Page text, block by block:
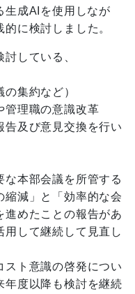
生成AIを使用しなが
に検討しました。
している、
集約など）
理職の意識改革
及び意見交換を行い
本部会議を所管する
縮減」と「効率的な会
進めたことの報告があ
用して継続して見直し
ト意識の啓発につい
年度以降も検討を継続